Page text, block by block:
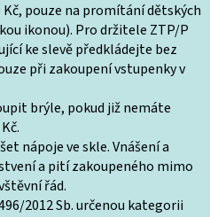
Kč, pouze na promítání dětských
ikonou). Pro držitele ZTP/P
ke slevě předkládejte bez
při zakoupení vstupenky v
brýle, pokud již nemáte
nápoje ve skle. Vnášení a
a pití zakoupeného mimo
řád.
2012 Sb. určenou kategorii